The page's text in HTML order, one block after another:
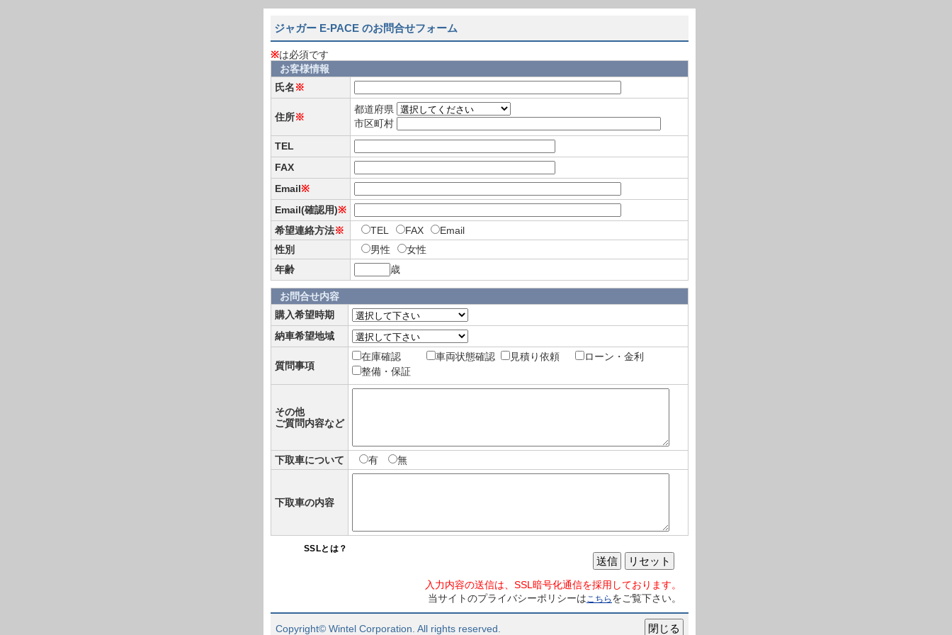
ジャガー E-PACE のお問合せフォーム
※は必須です
お客様情報
氏名※
住所※
都道府県
市区町村
TEL
FAX
Email※
Email(確認用)※
希望連絡方法※ TEL FAX
Email
性別
男性
女性
年齢
歳
お問合せ内容
購入希望時期
納車希望地域
質問事項
在庫確認 車両状態確認 見積り依頼
ローン・金利
整備・保証
その他
ご質問内容など
下取車について 有 無
下取車の内容
SSLとは？
リセット
送信
入力内容の送信は、SSL暗号化通信を採用しております。
当サイトのプライバシーポリシーはこちら をご覧下さい。
Copyright© Wintel Corporation. All rights reserved.